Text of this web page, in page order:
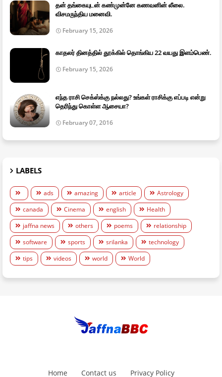
தன் தங்கையுடன் கண்முன்னே கணவனின் லீலை.
விசமருந்திய மனைவி.
February 15, 2026
காதலர் தினத்தில் தூக்கில் தொங்கிய 22 வயது இளம்பெண்.
February 15, 2026
எந்த ராசி செக்ஸ்க்கு நல்லது? உங்கள் ராசிக்கு எப்படி என்று
தெரிந்து கொள்ள ஆசையா?
February 07, 2016
LABELS
ads amazing article
Astrology
canada
Cinema english
Health
jaffna news
others poems
relationship
software
sports srilanka
technology
tips
videos world World
Home Contact us Privacy Policy